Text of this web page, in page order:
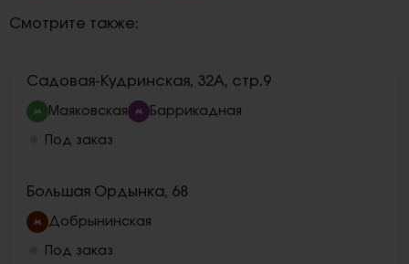
Смотрите также:
Садовая-Кудринская, 32А, стр.9
Маяковская Баррикадная
Под заказ
Большая Ордынка, 68
Добрынинская
Под заказ